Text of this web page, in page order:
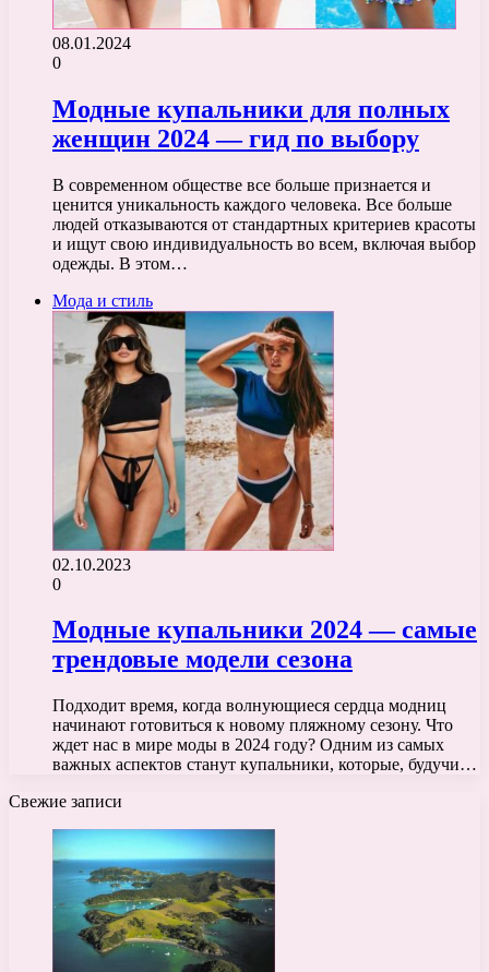
08.01.2024
0
Модные купальники для полных
женщин 2024 — гид по выбору
В современном обществе все больше признается и
ценится уникальность каждого человека. Все больше
людей отказываются от стандартных критериев красоты
и ищут свою индивидуальность во всем, включая выбор
одежды. В этом…
Мода и стиль
02.10.2023
0
Модные купальники 2024 — самые
трендовые модели сезона
Подходит время, когда волнующиеся сердца модниц
начинают готовиться к новому пляжному сезону. Что
ждет нас в мире моды в 2024 году? Одним из самых
важных аспектов станут купальники, которые, будучи…
Свежие записи